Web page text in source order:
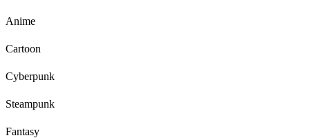
Anime
Cartoon
Cyberpunk
Steampunk
Fantasy